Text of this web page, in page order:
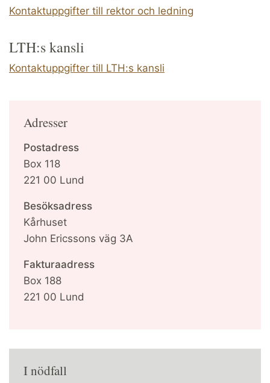
Kontaktuppgifter till rektor och ledning
LTH:s kansli
Kontaktuppgifter till LTH:s kansli
Adresser
Postadress
Box 118
221 00 Lund
Besöksadress
Kårhuset
John Ericssons väg 3A
Fakturaadress
Box 188
221 00 Lund
I nödfall